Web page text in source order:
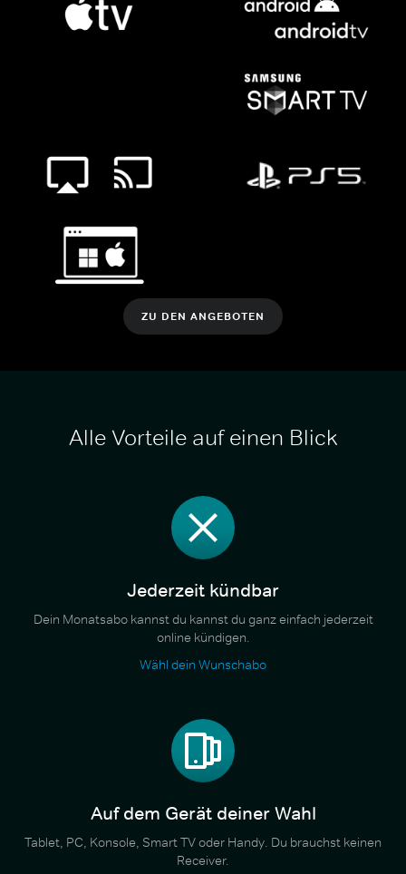
ZU DEN ANGEBOTEN
Alle Vorteile auf einen Blick
Jederzeit kündbar
Dein Monatsabo kannst du kannst du ganz einfach jederzeit
online kündigen.
Wähl dein Wunschabo
Auf dem Gerät deiner Wahl
Tablet, PC, Konsole, Smart TV oder Handy. Du brauchst keinen
Receiver.